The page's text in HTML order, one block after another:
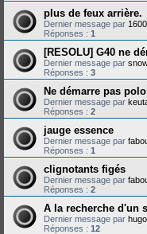
plus de feux arrière.
Dernier message par
Réponses : 1
[RESOLU] G40 ne
Dernier message par
Réponses : 3
Ne démarre pas
Dernier message par
Réponses : 2
jauge essence
Dernier message par
Réponses : 1
clignotants figés
Dernier message par
Réponses : 2
A la recherche d'un
Dernier message par
Réponses : 12